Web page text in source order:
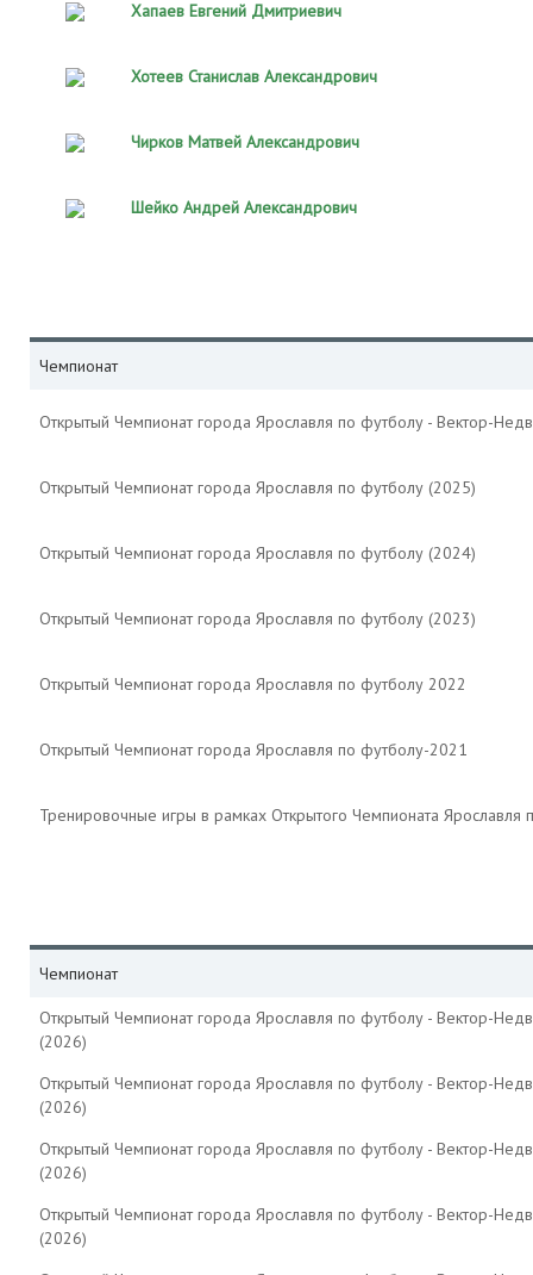
Хапаев Евгений Дмитриевич
Хотеев Станислав Александрович
Чирков Матвей Александрович
Шейко Андрей Александрович
Чемпионат
Открытый Чемпионат города Ярославля по футболу - Вектор-
Открытый Чемпионат города Ярославля по футболу (2025)
Открытый Чемпионат города Ярославля по футболу (2024)
Открытый Чемпионат города Ярославля по футболу (2023)
Открытый Чемпионат города Ярославля по футболу 2022
Открытый Чемпионат города Ярославля по футболу-2021
Тренировочные игры в рамках Открытого Чемпионата Ярославля
Чемпионат
Открытый Чемпионат города Ярославля по футболу - Вектор-
(2026)
Открытый Чемпионат города Ярославля по футболу - Вектор-
(2026)
Открытый Чемпионат города Ярославля по футболу - Вектор-
(2026)
Открытый Чемпионат города Ярославля по футболу - Вектор-
(2026)